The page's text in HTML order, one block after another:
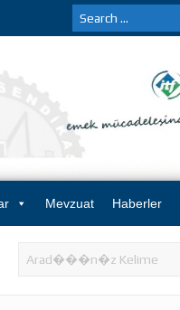
Mevzuat Haberler